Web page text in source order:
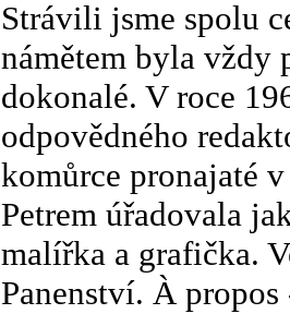
Strávili jsme spolu
námětem byla vždy
dokonalé. V roce
odpovědného
komůrce pronajaté
Petrem úřadovala
malířka a grafička.
Panenství. À